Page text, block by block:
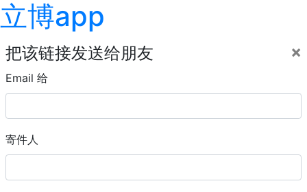
立博app
×
把该链接发送给朋友
Email 给
寄件人